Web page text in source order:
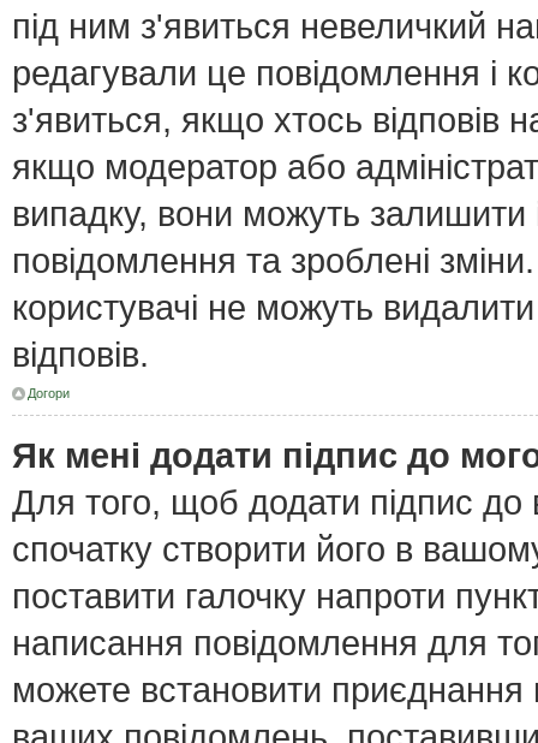
під ним з'явиться невеличкий
редагували це повідомлення і
з'явиться, якщо хтось відповів
якщо модератор або
випадку, вони можуть
повідомлення та зроблені
користувачі не можуть
відповів.
Догори
Як мені додати підпис до
Для того, щоб додати підпис
спочатку створити його в
поставити галочку напроти
написання повідомлення для
можете встановити приєднання